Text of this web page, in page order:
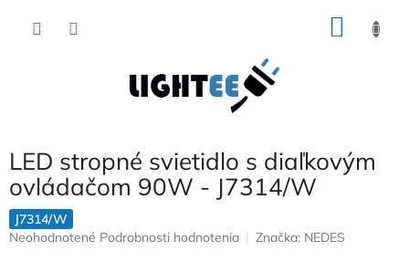
LED stropné svietidlo s diaľkovým
ovládačom 90W - J7314/W
J7314/W
Priemerné
Neohodnotené Podrobnosti hodnotenia Značka: NEDES